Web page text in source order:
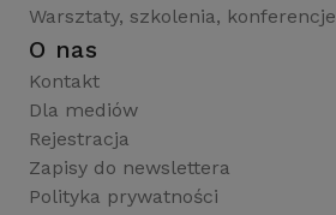
Warsztaty, szkolenia, konferencje
O nas
Kontakt
Dla mediów
Rejestracja
Zapisy do newslettera
Polityka prywatności